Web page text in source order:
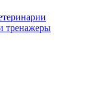
тренажеры